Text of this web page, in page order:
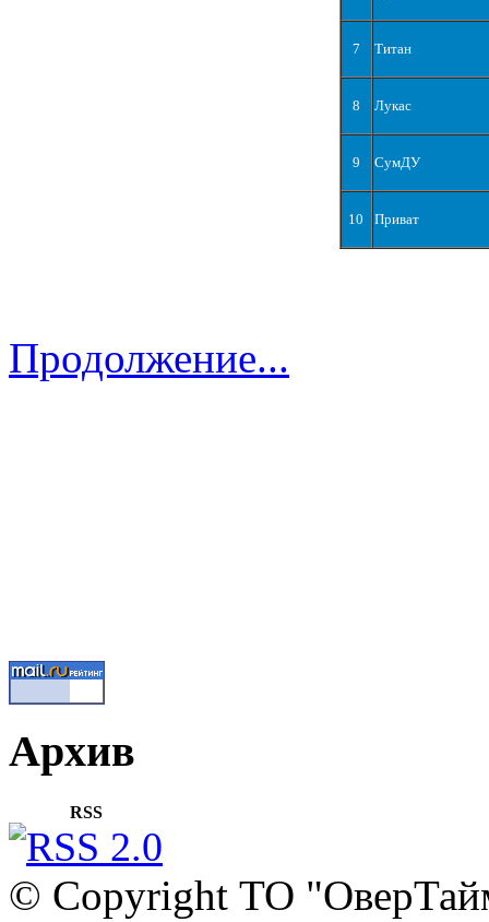
7 Титан
8 Лукас
9 СумДУ
10 Приват
Продолжение...
Архив
RSS
© Copyright ТО